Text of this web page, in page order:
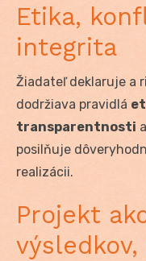
Etika,
integrita
Žiadateľ deklaruje a
dodržiava pravidlá
transparentnosti a
posilňuje
realizácii.
Projekt